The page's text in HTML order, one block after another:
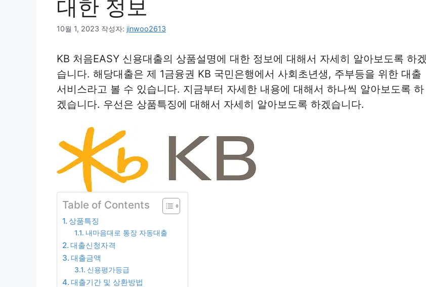
대한 정보
10월 1, 2023 작성자: jinwoo2613
KB 처음EASY 신용대출의 상품설명에 대한 정보에 대해서 자세히 알아보도록 하겠
습니다. 해당대출은 제 1금융권 KB 국민은행에서 사회초년생, 주부등을 위한 대출
서비스라고 볼 수 있습니다. 지금부터 자세한 내용에 대해서 하나씩 알아보도록 하
겠습니다. 우선은 상품특징에 대해서 자세히 알아보도록 하겠습니다.
Table of Contents
상품특징
내마음대로 통장 자동대출
대출신청자격
대출금액
신용평가등급
대출기간 및 상환방법